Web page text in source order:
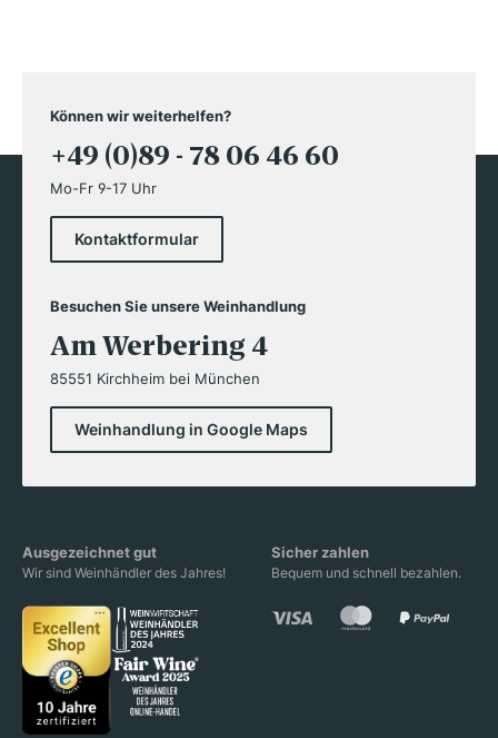
Können wir weiterhelfen?
+49 (0)89 - 78 06 46 60
Mo-Fr 9-17 Uhr
Kontaktformular
Besuchen Sie unsere Weinhandlung
Am Werbering 4
85551 Kirchheim bei München
Weinhandlung in Google Maps
Ausgezeichnet gut
Wir sind Weinhändler des Jahres!
Sicher zahlen
Bequem und schnell bezahlen.